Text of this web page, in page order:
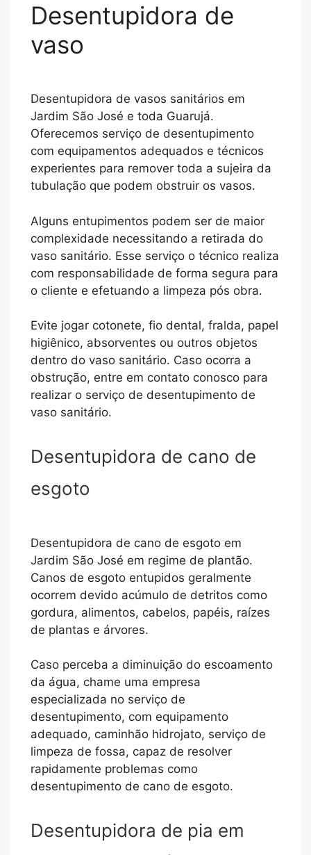
Desentupidora de
vaso
Desentupidora de vasos sanitários em
Jardim São José e toda Guarujá.
Oferecemos serviço de desentupimento
com equipamentos adequados e técnicos
experientes para remover toda a sujeira da
tubulação que podem obstruir os vasos.
Alguns entupimentos podem ser de maior
complexidade necessitando a retirada do
vaso sanitário. Esse serviço o técnico realiza
com responsabilidade de forma segura para
o cliente e efetuando a limpeza pós obra.
Evite jogar cotonete, fio dental, fralda, papel
higiênico, absorventes ou outros objetos
dentro do vaso sanitário. Caso ocorra a
obstrução, entre em contato conosco para
realizar o serviço de desentupimento de
vaso sanitário.
Desentupidora de cano de
esgoto
Desentupidora de cano de esgoto em
Jardim São José em regime de plantão.
Canos de esgoto entupidos geralmente
ocorrem devido acúmulo de detritos como
gordura, alimentos, cabelos, papéis, raízes
de plantas e árvores.
Caso perceba a diminuição do escoamento
da água, chame uma empresa
especializada no serviço de
desentupimento, com equipamento
adequado, caminhão hidrojato, serviço de
limpeza de fossa, capaz de resolver
rapidamente problemas como
desentupimento de cano de esgoto.
Desentupidora de pia em